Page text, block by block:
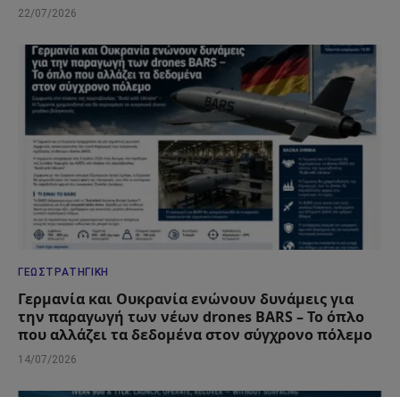
22/07/2026
ΓΕΩΣΤΡΑΤΗΓΙΚΉ
Γερμανία και Ουκρανία ενώνουν δυνάμεις για
την παραγωγή των νέων drones BARS – Το όπλο
που αλλάζει τα δεδομένα στον σύγχρονο πόλεμο
14/07/2026